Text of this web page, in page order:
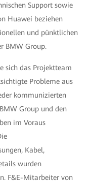
Support sowie
Huawei beziehen
und pünktlichen
BMW Group.
sich das Projektteam
Probleme aus
kommunizierten
Group und den
im Voraus
Kabel,
wurden
F&E-Mitarbeiter von